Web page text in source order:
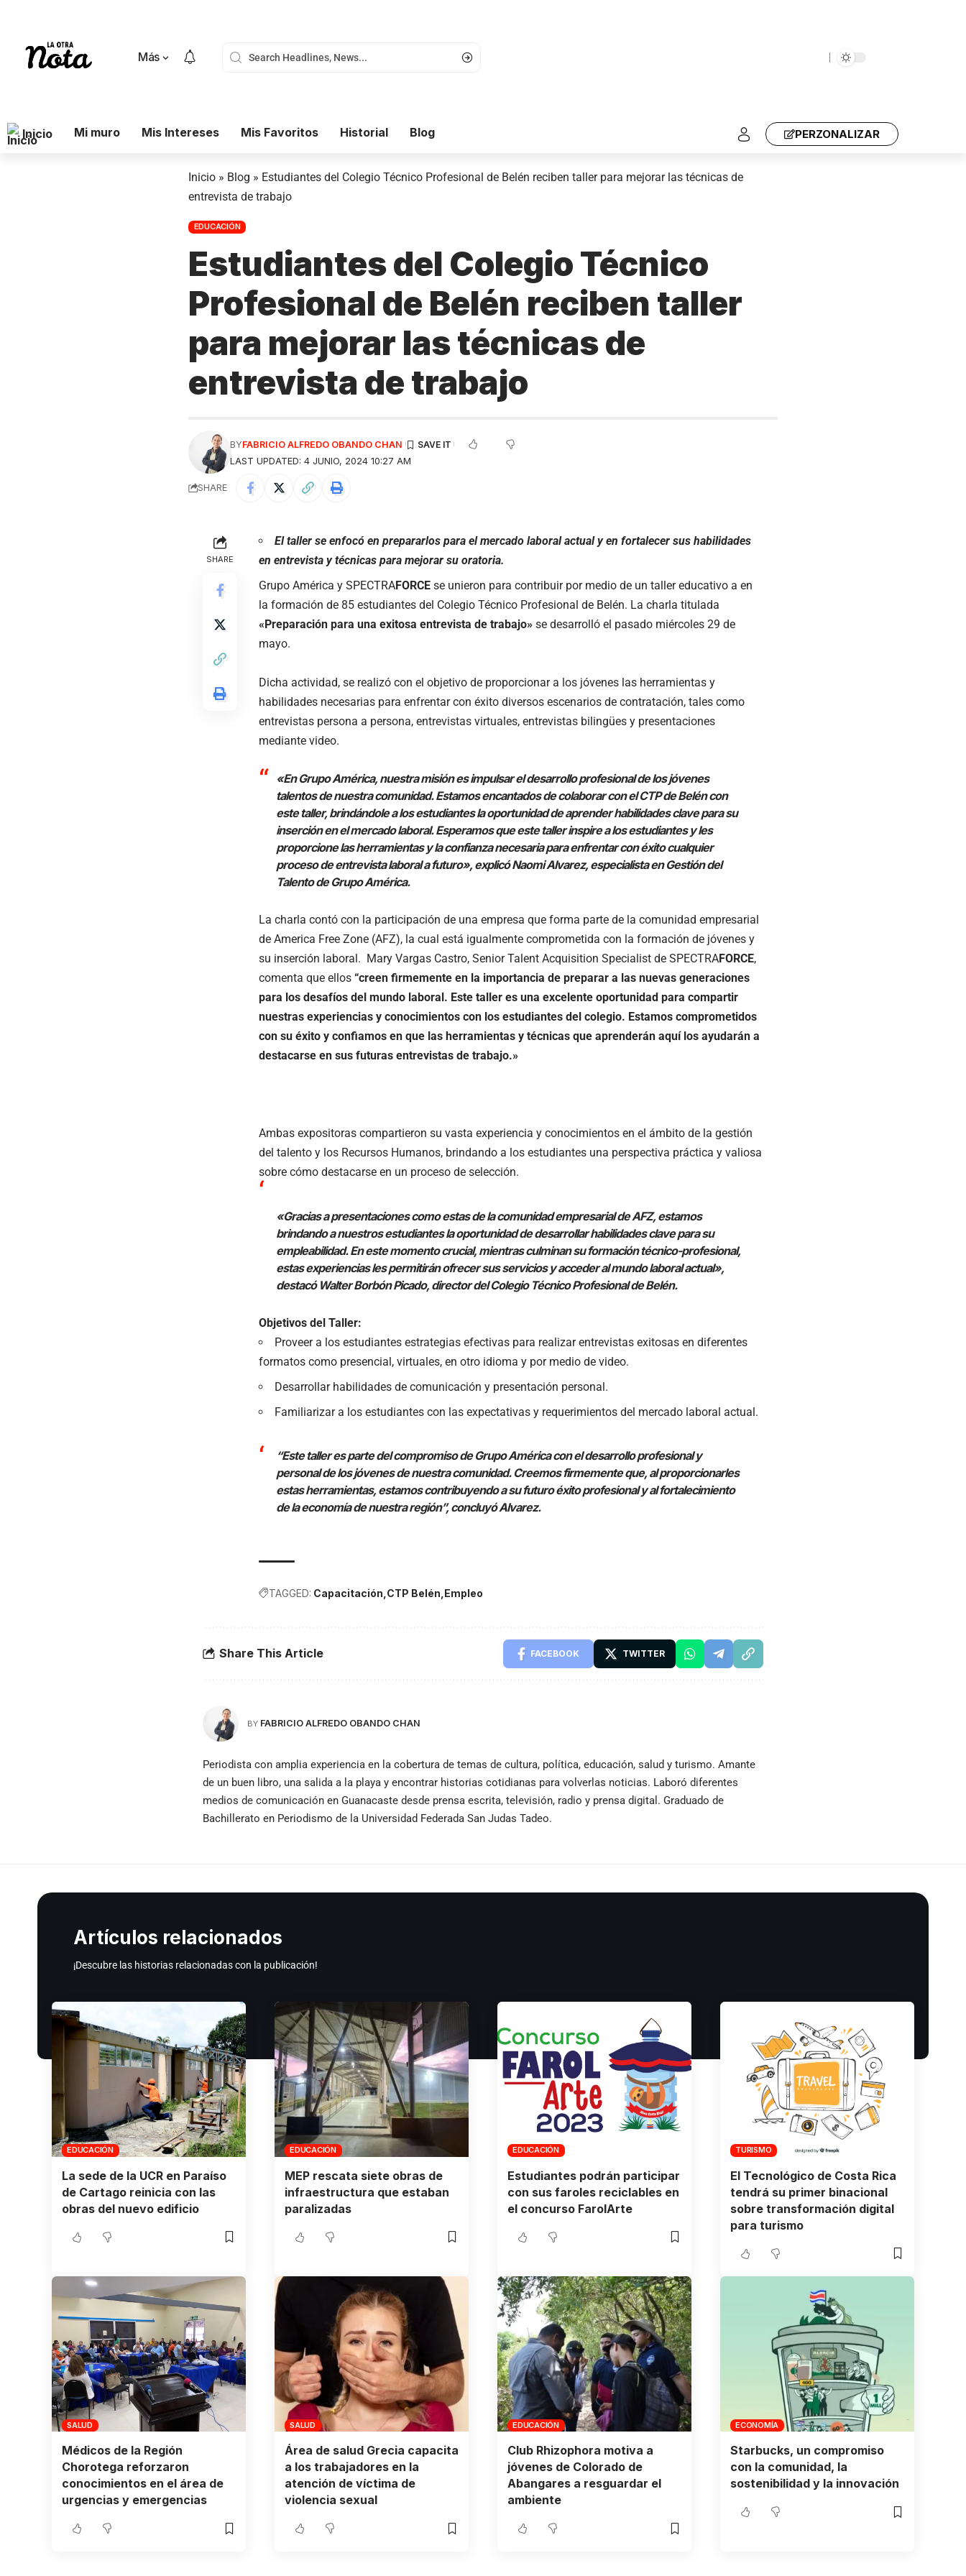
Más
Inicio Mi muro Mis Intereses Mis Favoritos Historial Blog PERZONALIZAR
Inicio » Blog » Estudiantes del Colegio Técnico Profesional de Belén reciben taller para mejorar las técnicas de
entrevista de trabajo
EDUCACIÓN
Estudiantes del Colegio Técnico
Profesional de Belén reciben taller
para mejorar las técnicas de
entrevista de trabajo
LAST UPDATED: 4 JUNIO, 2024 10:27 AM
BYFABRICIO ALFREDO OBANDO CHAN
SHARE
SHARE
El taller se enfocó en prepararlos para el mercado laboral actual y en fortalecer sus habilidades
en entrevista y técnicas para mejorar su oratoria.
Grupo América y SPECTRAFORCE se unieron para contribuir por medio de un taller educativo a en
la formación de 85 estudiantes del Colegio Técnico Profesional de Belén. La charla titulada
«Preparación para una exitosa entrevista de trabajo» se desarrolló el pasado miércoles 29 de
mayo.
Dicha actividad, se realizó con el objetivo de proporcionar a los jóvenes las herramientas y
habilidades necesarias para enfrentar con éxito diversos escenarios de contratación, tales como
entrevistas persona a persona, entrevistas virtuales, entrevistas bilingües y presentaciones
mediante video.
«En Grupo América, nuestra misión es impulsar el desarrollo profesional de los jóvenes
talentos de nuestra comunidad. Estamos encantados de colaborar con el CTP de Belén con
este taller, brindándole a los estudiantes la oportunidad de aprender habilidades clave para su
inserción en el mercado laboral. Esperamos que este taller inspire a los estudiantes y les
proporcione las herramientas y la confianza necesaria para enfrentar con éxito cualquier
proceso de entrevista laboral a futuro», explicó Naomi Alvarez, especialista en Gestión del
Talento de Grupo América.
La charla contó con la participación de una empresa que forma parte de la comunidad empresarial
de America Free Zone (AFZ), la cual está igualmente comprometida con la formación de jóvenes y
su inserción laboral. Mary Vargas Castro, Senior Talent Acquisition Specialist de SPECTRAFORCE,
comenta que ellos “creen firmemente en la importancia de preparar a las nuevas generaciones
para los desafíos del mundo laboral. Este taller es una excelente oportunidad para compartir
nuestras experiencias y conocimientos con los estudiantes del colegio. Estamos comprometidos
con su éxito y confiamos en que las herramientas y técnicas que aprenderán aquí los ayudarán a
destacarse en sus futuras entrevistas de trabajo.»
Ambas expositoras compartieron su vasta experiencia y conocimientos en el ámbito de la gestión
del talento y los Recursos Humanos, brindando a los estudiantes una perspectiva práctica y valiosa
sobre cómo destacarse en un proceso de selección.
«Gracias a presentaciones como estas de la comunidad empresarial de AFZ, estamos
brindando a nuestros estudiantes la oportunidad de desarrollar habilidades clave para su
empleabilidad. En este momento crucial, mientras culminan su formación técnico-profesional,
estas experiencias les permitirán ofrecer sus servicios y acceder al mundo laboral actual»,
destacó Walter Borbón Picado, director del Colegio Técnico Profesional de Belén.
Objetivos del Taller:
Proveer a los estudiantes estrategias efectivas para realizar entrevistas exitosas en diferentes
formatos como presencial, virtuales, en otro idioma y por medio de video.
Desarrollar habilidades de comunicación y presentación personal.
Familiarizar a los estudiantes con las expectativas y requerimientos del mercado laboral actual.
“Este taller es parte del compromiso de Grupo América con el desarrollo profesional y
personal de los jóvenes de nuestra comunidad. Creemos firmemente que, al proporcionarles
estas herramientas, estamos contribuyendo a su futuro éxito profesional y al fortalecimiento
de la economía de nuestra región”, concluyó Alvarez.
TAGGED: Capacitación CTP Belén Empleo
Share This Article FACEBOOK TWITTER
BY FABRICIO ALFREDO OBANDO CHAN
Periodista con amplia experiencia en la cobertura de temas de cultura, política, educación, salud y turismo. Amante
de un buen libro, una salida a la playa y encontrar historias cotidianas para volverlas noticias. Laboró diferentes
medios de comunicación en Guanacaste desde prensa escrita, televisión, radio y prensa digital. Graduado de
Bachillerato en Periodismo de la Universidad Federada San Judas Tadeo.
Artículos relacionados
¡Descubre las historias relacionadas con la publicación!
EDUCACIÓN
La sede de la UCR en Paraíso
de Cartago reinicia con las
obras del nuevo edificio
EDUCACIÓN
MEP rescata siete obras de
infraestructura que estaban
paralizadas
EDUCACIÓN
Estudiantes podrán participar
con sus faroles reciclables en
el concurso FarolArte
TURISMO
El Tecnológico de Costa Rica
tendrá su primer binacional
sobre transformación digital
para turismo
SALUD
Médicos de la Región
Chorotega reforzaron
conocimientos en el área de
urgencias y emergencias
SALUD
Área de salud Grecia capacita
a los trabajadores en la
atención de víctima de
violencia sexual
EDUCACIÓN
Club Rhizophora motiva a
jóvenes de Colorado de
Abangares a resguardar el
ambiente
ECONOMÍA
Starbucks, un compromiso
con la comunidad, la
sostenibilidad y la innovación